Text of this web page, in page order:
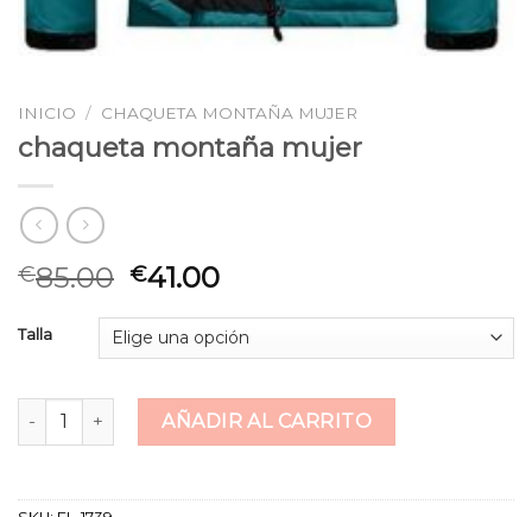
INICIO / CHAQUETA MONTAÑA MUJER
chaqueta montaña mujer
€85.00 €41.00
Talla
chaqueta montaña mujer cantidad
AÑADIR AL CARRITO